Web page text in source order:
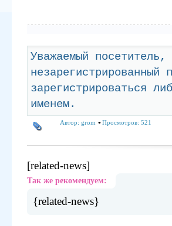
Уважаемый
незарегистрированный
зарегистрироваться
именем.
Автор: grom Просмотров: 521
[related-news]
Так же рекомендуем:
{related-news}